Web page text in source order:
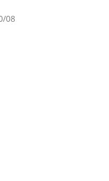
大樑，與凱特貝琴薩
08